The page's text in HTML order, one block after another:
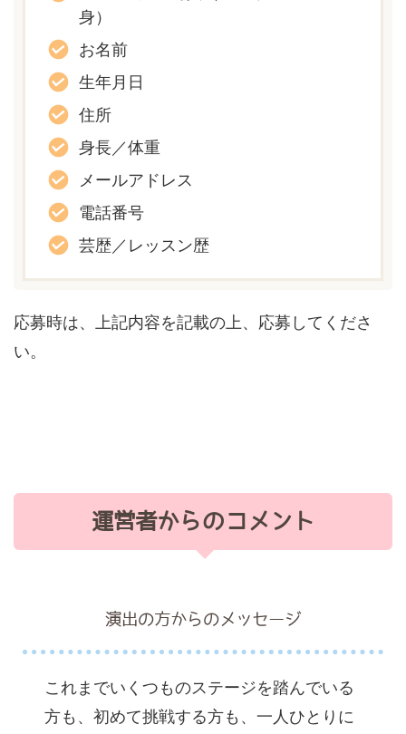
身）
お名前
生年月日
住所
身長／体重
メールアドレス
電話番号
芸歴／レッスン歴
応募時は、上記内容を記載の上、応募してくださ
い。
運営者からのコメント
演出の方からのメッセージ
これまでいくつものステージを踏んでいる
方も、初めて挑戦する方も、一人ひとりに